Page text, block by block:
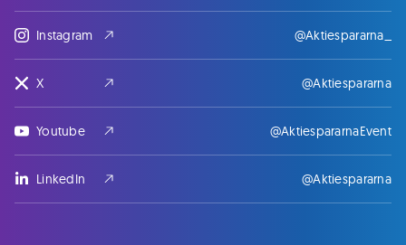
Instagram @Aktiespararna_
X @Aktiespararna
Youtube @AktiespararnaEvent
LinkedIn @Aktiespararna